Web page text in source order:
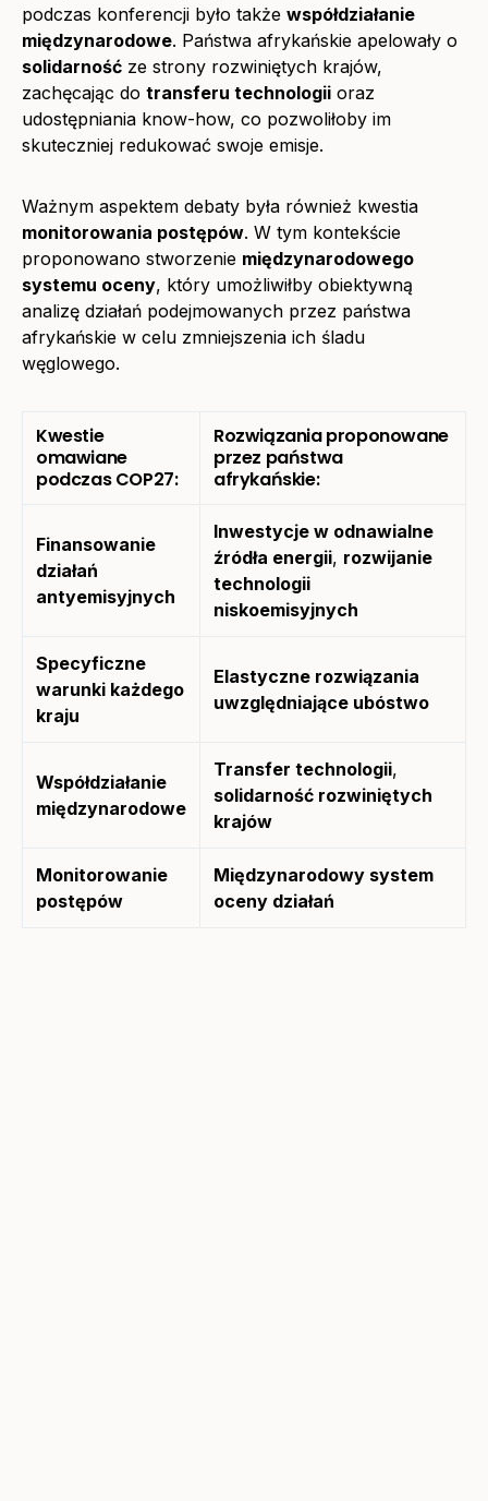
podczas konferencji było także współdziałanie
międzynarodowe. Państwa afrykańskie apelowały o
solidarność ze strony rozwiniętych krajów,
zachęcając do transferu technologii oraz
udostępniania know-how, co pozwoliłoby im
skuteczniej redukować swoje emisje.
Ważnym aspektem debaty była również kwestia
monitorowania postępów. W tym kontekście
proponowano stworzenie międzynarodowego
systemu oceny, który umożliwiłby obiektywną
analizę działań podejmowanych przez państwa
afrykańskie w celu zmniejszenia ich śladu
węglowego.
Kwestie
omawiane
podczas COP27:
Rozwiązania proponowane
przez państwa
afrykańskie:
Finansowanie
działań
antyemisyjnych
Inwestycje w odnawialne
źródła energii, rozwijanie
technologii
niskoemisyjnych
Specyficzne
warunki każdego
kraju
Elastyczne rozwiązania
uwzględniające ubóstwo
Współdziałanie
międzynarodowe
Transfer technologii,
solidarność rozwiniętych
krajów
Monitorowanie
postępów
Międzynarodowy system
oceny działań